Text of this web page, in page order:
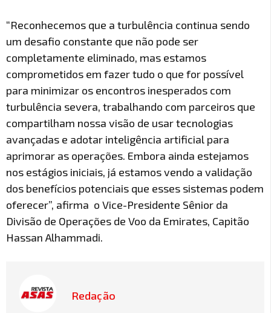
“Reconhecemos que a turbulência continua sendo
um desafio constante que não pode ser
completamente eliminado, mas estamos
comprometidos em fazer tudo o que for possível
para minimizar os encontros inesperados com
turbulência severa, trabalhando com parceiros que
compartilham nossa visão de usar tecnologias
avançadas e adotar inteligência artificial para
aprimorar as operações. Embora ainda estejamos
nos estágios iniciais, já estamos vendo a validação
dos benefícios potenciais que esses sistemas podem
oferecer”, afirma o Vice-Presidente Sênior da
Divisão de Operações de Voo da Emirates, Capitão
Hassan Alhammadi.
Redação